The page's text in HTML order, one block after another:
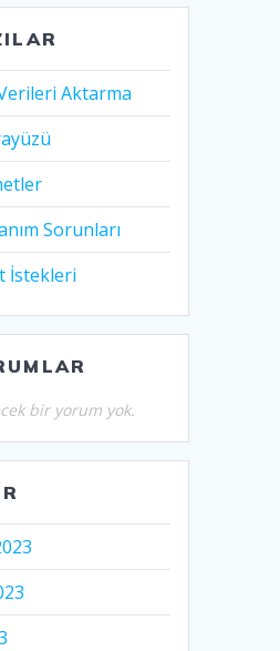
Aktarma
Sorunları
İstekleri
bir yorum yok.